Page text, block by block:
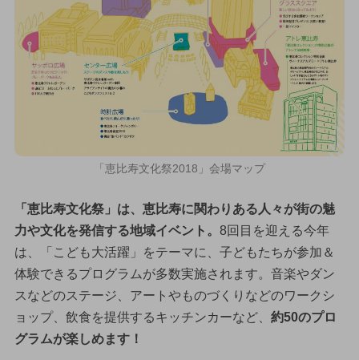
「恵比寿文化祭2018」会場マップ
「恵比寿文化祭」は、恵比寿に関わりある人々が街の魅
力や文化を発信する地域イベント。 8回目を迎える今年
は、「こども大活躍」をテーマに、子どもたちが参加＆
体験できるプログラムが多数実施されます。音楽やダン
スなどのステージ、アートやものづくりなどのワークシ
ョップ、飲食を提供するキッチンカーなど、 約50のプロ
グラムが楽しめます！